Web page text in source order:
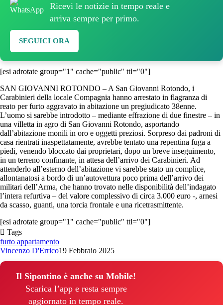
Ricevi le notizie in tempo reale e
arriva sempre per primo.
SEGUICI ORA
[esi adrotate group="1" cache="public" ttl="0"]
SAN GIOVANNI ROTONDO – A San Giovanni Rotondo, i
Carabinieri della locale Compagnia hanno arrestato in flagranza di
reato per furto aggravato in abitazione un pregiudicato 38enne.
L’uomo si sarebbe introdotto – mediante effrazione di due finestre – in
una villetta in agro di San Giovanni Rotondo, asportando
dall’abitazione monili in oro e oggetti preziosi. Sorpreso dai padroni di
casa rientrati inaspettatamente, avrebbe tentato una repentina fuga a
piedi, venendo bloccato dai proprietari, dopo un breve inseguimento,
in un terreno confinante, in attesa dell’arrivo dei Carabinieri. Ad
attenderlo all’esterno dell’abitazione vi sarebbe stato un complice,
allontanatosi a bordo di un’autovettura poco prima dell’arrivo dei
militari dell’Arma, che hanno trovato nelle disponibilità dell’indagato
l’intera refurtiva – del valore complessivo di circa 3.000 euro -, arnesi
da scasso, guanti, una torcia frontale e una ricetrasmittente.
[esi adrotate group="1" cache="public" ttl="0"]
Tags
furto appartamento
Vincenzo D'Errico19 Febbraio 2025
Il Sipontino è anche su Mobile!
Scarica l’app e resta sempre
aggiornato in tempo reale.